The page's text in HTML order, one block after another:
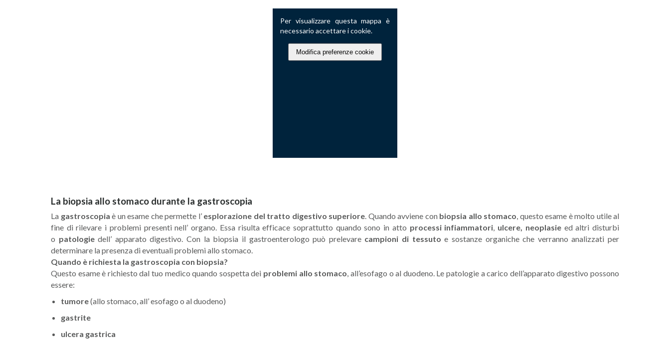
Per visualizzare questa mappa è
necessario accettare i cookie.
Modifica preferenze cookie
La biopsia allo stomaco durante la gastroscopia
La gastroscopia è un esame che permette l’ esplorazione del tratto digestivo superiore. Quando avviene con biopsia allo stomaco, questo esame è molto utile al
fine di rilevare i problemi presenti nell’ organo. Essa risulta efficace soprattutto quando sono in atto processi infiammatori, ulcere, neoplasieed altri disturbi
o patologiedell’ apparato digestivo. Con la biopsia il gastroenterologo può prelevare campioni di tessuto e sostanze organiche che verranno analizzati per
determinare la presenza di eventuali problemi allo stomaco.
Quando è richiesta la gastroscopia con biopsia?
Questo esame è richiesto dal tuo medico quando sospetta dei problemi allo stomaco, all’esofago o al duodeno. Le patologie a carico dell’apparato digestivo possono
essere:
tumore(allo stomaco, all’ esofago o al duodeno)
gastrite
ulcera gastrica